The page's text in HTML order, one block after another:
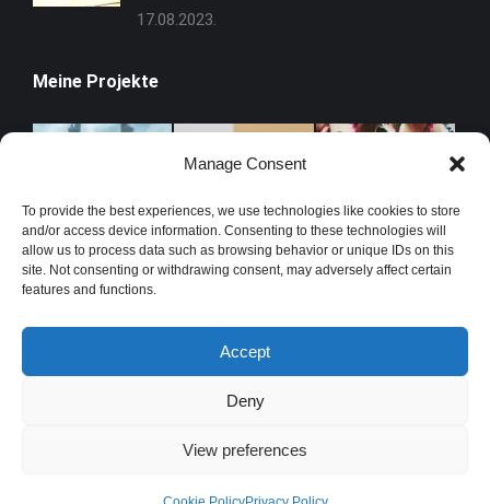
Manage Consent
To provide the best experiences, we use technologies like cookies to store
and/or access device information. Consenting to these technologies will
allow us to process data such as browsing behavior or unique IDs on this
site. Not consenting or withdrawing consent, may adversely affect certain
features and functions.
Accept
Deny
View preferences
17.08.2023.
Meine Projekte